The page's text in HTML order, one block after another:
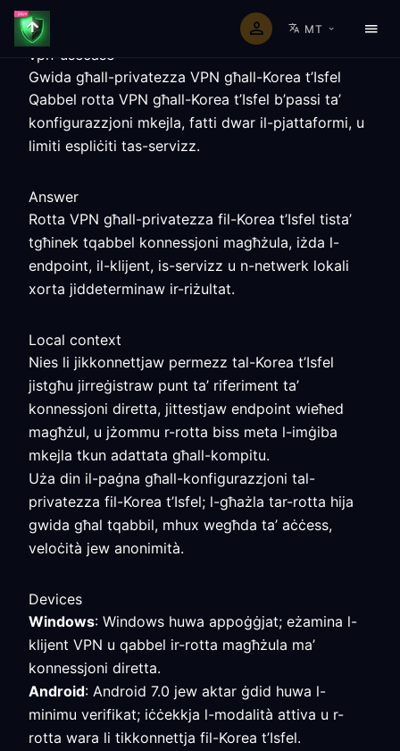
MT
vpn-usecase
Gwida għall-privatezza VPN għall-Korea t’Isfel
Qabbel rotta VPN għall-Korea t’Isfel b’passi ta’
konfigurazzjoni mkejla, fatti dwar il-pjattaformi, u
limiti espliċiti tas-servizz.
Answer
Rotta VPN għall-privatezza fil-Korea t’Isfel tista’
tgħinek tqabbel konnessjoni magħżula, iżda l-
endpoint, il-klijent, is-servizz u n-netwerk lokali
xorta jiddeterminaw ir-riżultat.
Local context
Nies li jikkonnettjaw permezz tal-Korea t’Isfel
jistgħu jirreġistraw punt ta’ riferiment ta’
konnessjoni diretta, jittestjaw endpoint wieħed
magħżul, u jżommu r-rotta biss meta l-imġiba
mkejla tkun adattata għall-kompitu.
Uża din il-paġna għall-konfigurazzjoni tal-
privatezza fil-Korea t’Isfel; l-għażla tar-rotta hija
gwida għal tqabbil, mhux wegħda ta’ aċċess,
veloċità jew anonimità.
Devices
Windows: Windows huwa appoġġjat; eżamina l-
klijent VPN u qabbel ir-rotta magħżula ma’
konnessjoni diretta.
Android: Android 7.0 jew aktar ġdid huwa l-
minimu verifikat; iċċekkja l-modalità attiva u r-
rotta wara li tikkonnettja fil-Korea t’Isfel.